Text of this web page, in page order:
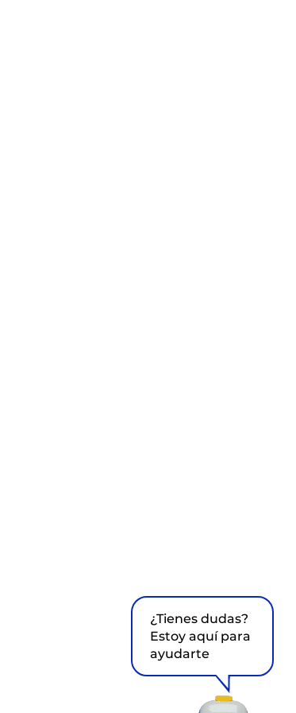
¿Tienes dudas?
Estoy aquí para
ayudarte